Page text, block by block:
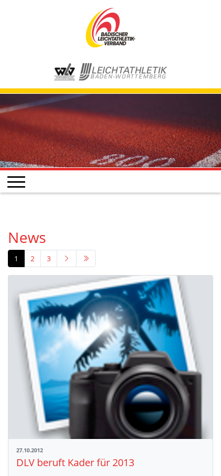
News
1 2 3
27.10.2012
DLV beruft Kader für 2013